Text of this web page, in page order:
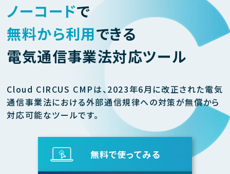
機能
料金プラン
ノーコードで
無料から利用できる
電気通信事業法対応ツール
Cloud CIRCUS CMPは、2023年6月に改正された電気
通信事業法における外部通信規律への対策が無償から
対応可能なツールです。
無料で使ってみる